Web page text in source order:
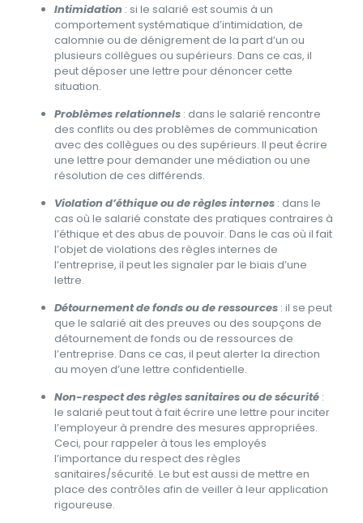
Intimidation : si le salarié est soumis à un
comportement systématique d’intimidation, de
calomnie ou de dénigrement de la part d’un ou
plusieurs collègues ou supérieurs. Dans ce cas, il
peut déposer une lettre pour dénoncer cette
situation.
Problèmes relationnels: dans le salarié rencontre
des conflits ou des problèmes de communication
avec des collègues ou des supérieurs. Il peut écrire
une lettre pour demander une médiation ou une
résolution de ces différends.
Violation d’éthique ou de règles internes: dans le
cas où le salarié constate des pratiques contraires à
l’éthique et des abus de pouvoir. Dans le cas où il fait
l’objet de violations des règles internes de
l’entreprise, il peut les signaler par le biais d’une
lettre.
Détournement de fonds ou de ressources: il se peut
que le salarié ait des preuves ou des soupçons de
détournement de fonds ou de ressources de
l’entreprise. Dans ce cas, il peut alerter la direction
au moyen d’une lettre confidentielle.
Non-respect des règles sanitaires ou de sécurité:
le salarié peut tout à fait écrire une lettre pour inciter
l’employeur à prendre des mesures appropriées.
Ceci, pour rappeler à tous les employés
l’importance du respect des règles
sanitaires/sécurité. Le but est aussi de mettre en
place des contrôles afin de veiller à leur application
rigoureuse.